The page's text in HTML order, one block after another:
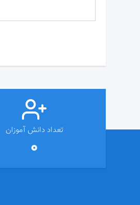
تعداد دانش آموزان
0